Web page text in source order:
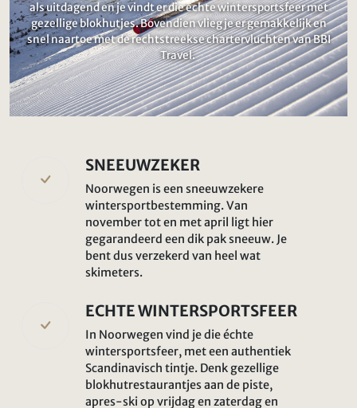
als uitdagend en je vindt er die echte wintersportsfeer met
gezellige blokhutjes. Bovendien vlieg je er gemakkelijk en
snel naartoe met de rechtstreekse chartervluchten van BBI
Travel.
SNEEUWZEKER
Noorwegen is een sneeuwzekere
wintersportbestemming. Van
november tot en met april ligt hier
gegarandeerd een dik pak sneeuw. Je
bent dus verzekerd van heel wat
skimeters.
ECHTE WINTERSPORTSFEER
In Noorwegen vind je die échte
wintersportsfeer, met een authentiek
Scandinavisch tintje. Denk gezellige
blokhutrestaurantjes aan de piste,
apres-ski op vrijdag en zaterdag en